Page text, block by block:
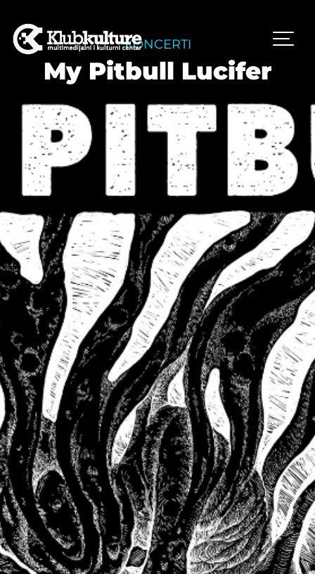
KONCERTI
My Pitbull Lucifer